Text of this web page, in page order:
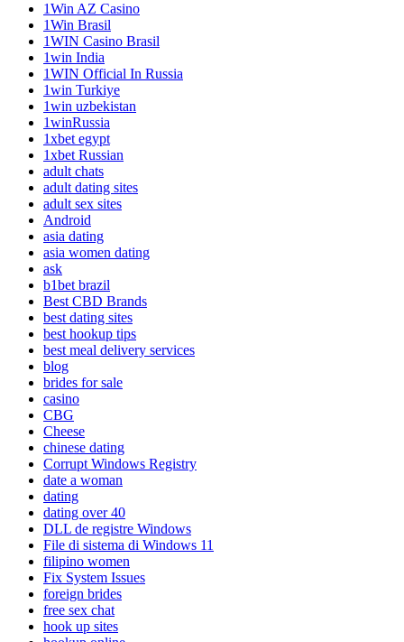
1Win AZ Casino
1Win Brasil
1WIN Casino Brasil
1win India
1WIN Official In Russia
1win Turkiye
1win uzbekistan
1winRussia
1xbet egypt
1xbet Russian
adult chats
adult dating sites
adult sex sites
Android
asia dating
asia women dating
ask
b1bet brazil
Best CBD Brands
best dating sites
best hookup tips
best meal delivery services
blog
brides for sale
casino
CBG
Cheese
chinese dating
Corrupt Windows Registry
date a woman
dating
dating over 40
DLL de registre Windows
File di sistema di Windows 11
filipino women
Fix System Issues
foreign brides
free sex chat
hook up sites